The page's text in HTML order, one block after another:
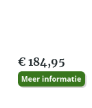
€ 184,95